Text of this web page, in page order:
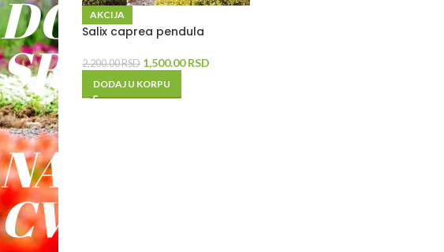
DO
SREĆE
-
NAŠE
CVEĆE
AKCIJA
Salix caprea pendula
2,200.00RSD 1,500.00RSD
DODAJ U KORPU